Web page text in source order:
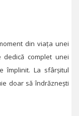
din viața unei
complet unei
împlinit. La sfârșitul
doar să îndrăznești